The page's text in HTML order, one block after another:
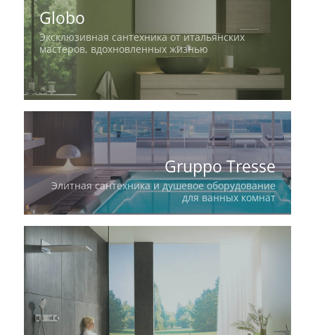
Globo
Эксклюзивная сантехника от итальянских
мастеров, вдохновленных жизнью
Gruppo Tresse
Элитная сантехника и душевое оборудование
для ванных комнат